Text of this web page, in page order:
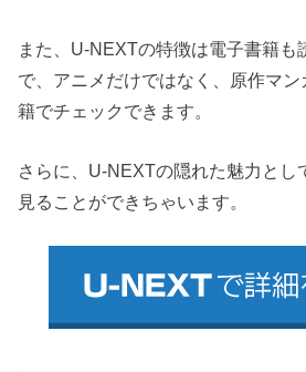
また、U-NEXTの特徴は電子書籍も
で、アニメだけではなく、原作マ
籍でチェックできます。
さらに、U-NEXTの隠れた魅力とし
見ることができちゃいます。